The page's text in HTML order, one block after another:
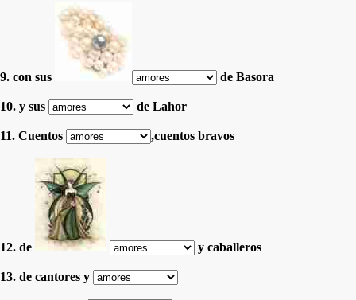
9. con sus de Basora
10. y sus de Lahor
11. Cuentos ,cuentos bravos
12. de y caballeros
13. de cantores y